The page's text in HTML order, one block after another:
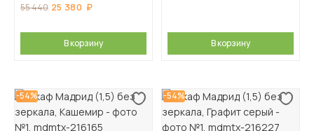
55 440 25 380
В корзину В корзину
-54% -54%